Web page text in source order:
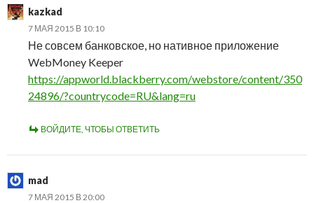
kazkad
7 МАЯ 2015 В 10:10
Не совсем банковское, но нативное приложение
WebMoney Keeper
https://appworld.blackberry.com/webstore/content/350
24896/?countrycode=RU&lang=ru
ВОЙДИТЕ, ЧТОБЫ ОТВЕТИТЬ
mad
7 МАЯ 2015 В 20:00